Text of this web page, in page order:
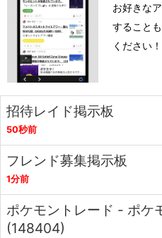
お好きな
すること
ください！
招待レイド掲示板
50秒前
フレンド募集掲示板
1分前
ポケモントレード - ポケ
(148404)